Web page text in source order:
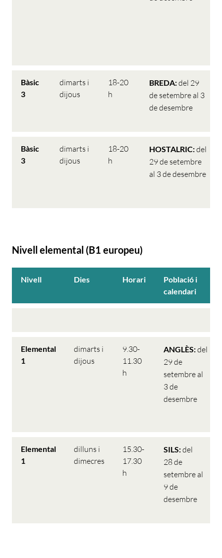
Bàsic
3
dimarts i
dijous
18-20
h
BREDA:del 29
de setembre al 3
de desembre
Bàsic
3
dimarts i
dijous
18-20
h
HOSTALRIC:del
29 de setembre
al 3 de desembre
Nivell elemental (B1 europeu)
Nivell Dies Horari
Població i
calendari
Elemental
1
dimarts i
dijous
9.30-
11.30
h
ANGLÈS:del
29 de
setembre al
3 de
desembre
Elemental
1
dilluns i
dimecres
15.30-
17.30
h
SILS:del
28 de
setembre al
9 de
desembre